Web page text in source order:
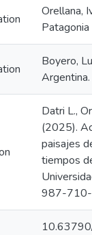
Orellana,
Patagonia
Boyero,
Argentina.
Datri L.,
(2025).
paisajes
tiempos
987-